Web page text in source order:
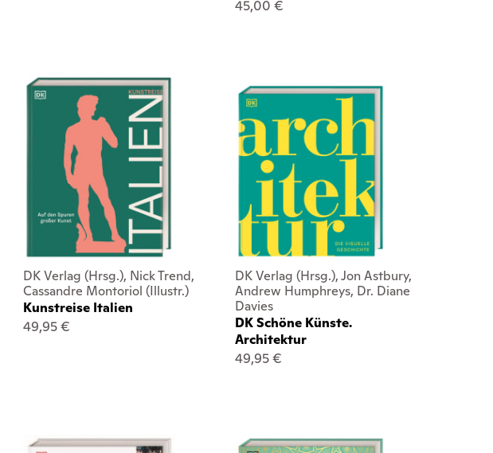
45,00 €
DK Verlag (Hrsg.), Nick Trend,
Cassandre Montoriol (Illustr.)
Kunstreise Italien
49,95 €
DK Verlag (Hrsg.), Jon Astbury,
Andrew Humphreys, Dr. Diane
Davies
DK Schöne Künste.
Architektur
49,95 €